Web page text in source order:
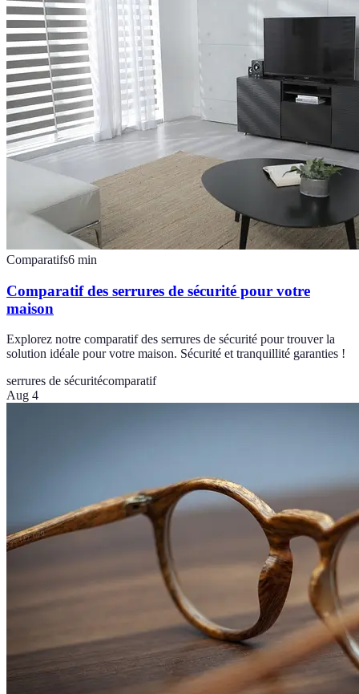
Comparatifs6 min
Comparatif des serrures de sécurité pour votre
maison
Explorez notre comparatif des serrures de sécurité pour trouver la
solution idéale pour votre maison. Sécurité et tranquillité garanties !
serrures de sécuritécomparatif
Aug 4